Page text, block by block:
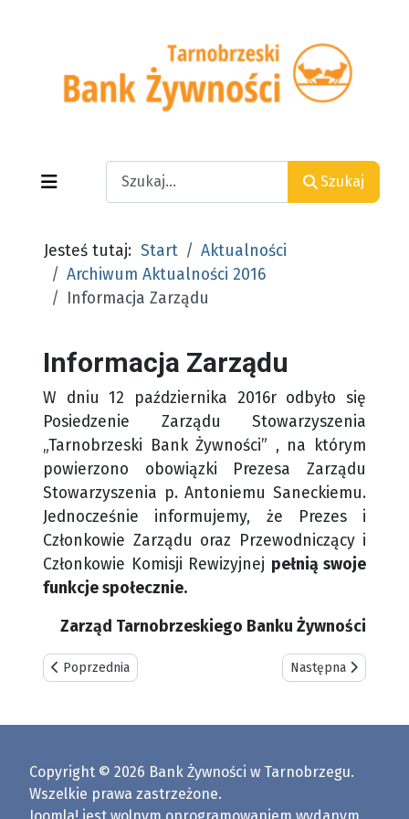
Search
Szukaj
Jesteś tutaj: Start
Aktualności
Archiwum Aktualności 2016
Informacja Zarządu
Informacja Zarządu
W dniu 12 października 2016r odbyło się
Posiedzenie Zarządu Stowarzyszenia
„Tarnobrzeski Bank Żywności” , na którym
powierzono obowiązki Prezesa Zarządu
Stowarzyszenia p. Antoniemu Saneckiemu.
Jednocześnie informujemy, że Prezes i
Członkowie Zarządu oraz Przewodniczący i
Członkowie Komisji Rewizyjnej pełnią swoje
funkcje społecznie.
Zarząd Tarnobrzeskiego Banku Żywności
Poprzednia strona: Informacja o wydawaniu paczek -
Poprzednia Następna strona:
Następna
Copyright © 2026 Bank Żywności w Tarnobrzegu.
Wszelkie prawa zastrzeżone.